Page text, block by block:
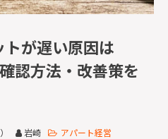
トが遅い原因は
認方法・改善策を
） 岩崎
アパート経営